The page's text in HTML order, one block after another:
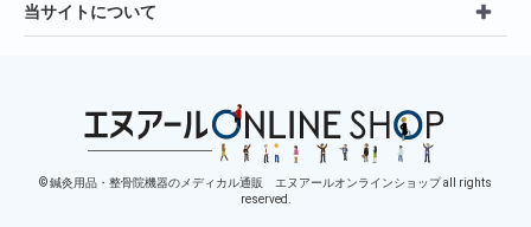
当サイトについて
© 鍼灸用品・整骨院機器のメディカル通販 エヌアールオンラインショップ all rights
reserved.